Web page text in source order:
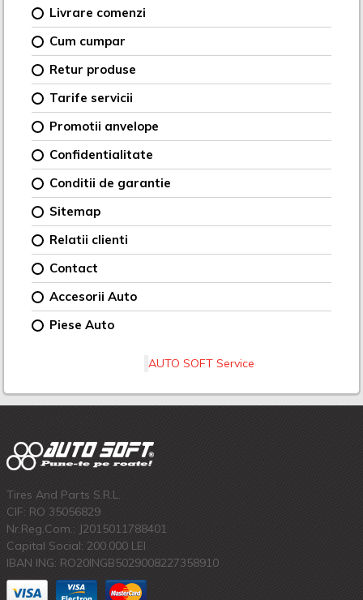
Livrare comenzi
Cum cumpar
Retur produse
Tarife servicii
Promotii anvelope
Confidentialitate
Conditii de garantie
Sitemap
Relatii clienti
Contact
Accesorii Auto
Piese Auto
AUTO SOFT Service
Tires And Parts S.R.L.
CIF: RO 35056829
Nr.Reg.Com.: J2015011788401
Capital Social: 200.000 LEI
IBAN ING: RO20INGB5029008227358910